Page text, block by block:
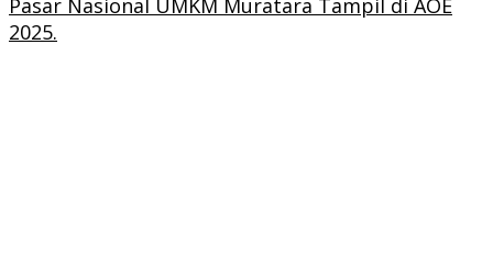
Pasar Nasional UMKM Muratara Tampil di AOE
2025.